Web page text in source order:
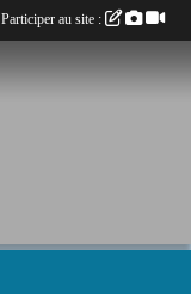
Participer au site :